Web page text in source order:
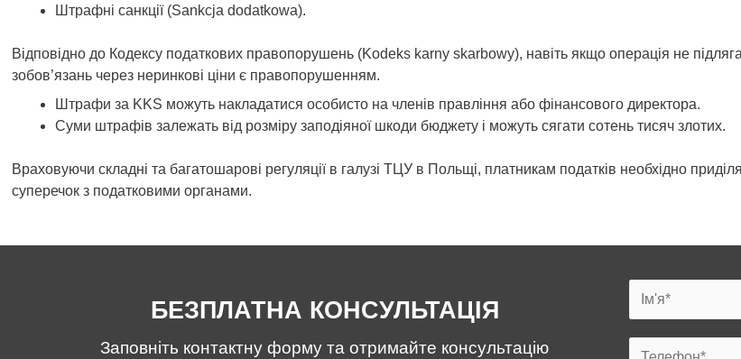
Штрафні санкції (Sankcja dodatkowa).
Відповідно до Кодексу податкових правопорушень (Kodeks karny skarbowy), навіть якщо операція не
зобов’язань через неринкові ціни є правопорушенням.
Штрафи за KKS можуть накладатися особисто на членів правління або фінансового директора.
Суми штрафів залежать від розміру заподіяної шкоди бюджету і можуть сягати сотень тисяч злотих.
Враховуючи складні та багатошарові регуляції в галузі ТЦУ в Польщі, платникам податків необхідно
суперечок з податковими органами.
БЕЗПЛАТНА КОНСУЛЬТАЦІЯ
Заповніть контактну форму та отримайте консультацію
И